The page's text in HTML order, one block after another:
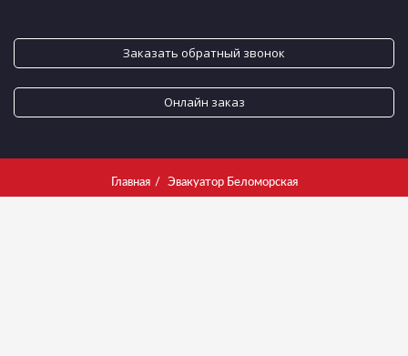
Заказать обратный звонок
Онлайн заказ
Главная Эвакуатор Беломорская